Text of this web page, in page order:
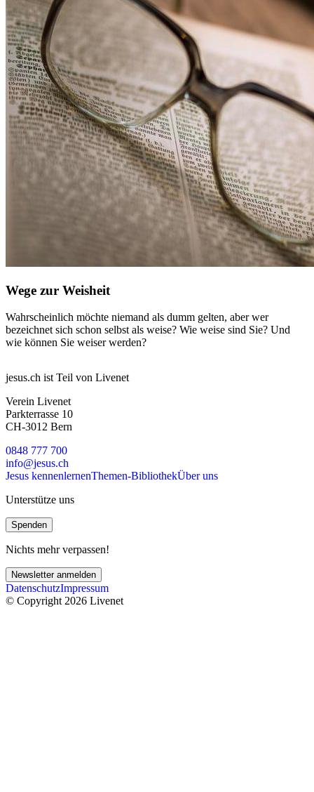
Wege zur Weisheit
Wahrscheinlich möchte niemand als dumm gelten, aber wer
bezeichnet sich schon selbst als weise? Wie weise sind Sie? Und
wie können Sie weiser werden?
jesus.ch ist Teil von Livenet
Verein Livenet
Parkterrasse 10
CH-3012 Bern
0848 777 700
info@jesus.ch
Jesus kennenlernenThemen-BibliothekÜber uns
Unterstütze uns
Spenden
Nichts mehr verpassen!
Newsletter anmelden
DatenschutzImpressum
© Copyright 2026 Livenet